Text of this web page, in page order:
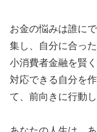
お金の悩みは誰に
集し、自分に合っ
小消費者金融を賢
対応できる自分を
て、前向きに行動